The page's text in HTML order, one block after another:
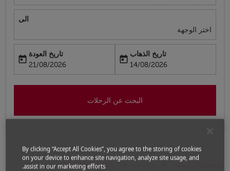
الى
اختر الوجهة
تاريخ الذهاب
fc-booking-departure-date-aria-label
14/08/2026
today
تاريخ العودة
fc-booking-return-date-aria-label
21/08/2026
today
البحث عن الرحلات
الصفحة الرئيسية رحلات رحلات إلى روسيا
رحلات
By clicking “Accept All Cookies”, you agree to the storing of cookies
on your device to enhance site navigation, analyze site usage, and
assist in our marketing efforts.